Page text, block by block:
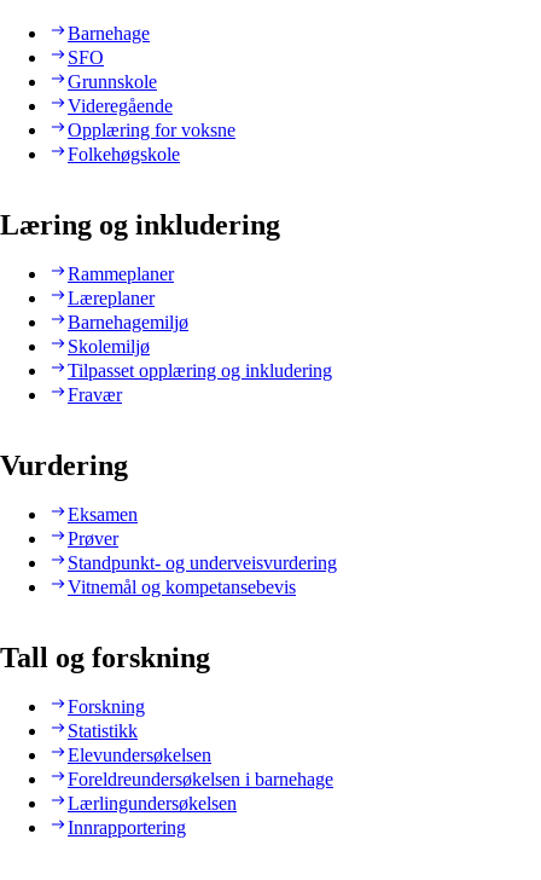
Barnehage
SFO
Grunnskole
Videregående
Opplæring for voksne
Folkehøgskole
Læring og inkludering
Rammeplaner
Læreplaner
Barnehagemiljø
Skolemiljø
Tilpasset opplæring og inkludering
Fravær
Vurdering
Eksamen
Prøver
Standpunkt- og underveisvurdering
Vitnemål og kompetansebevis
Tall og forskning
Forskning
Statistikk
Elevundersøkelsen
Foreldreundersøkelsen i barnehage
Lærlingundersøkelsen
Innrapportering